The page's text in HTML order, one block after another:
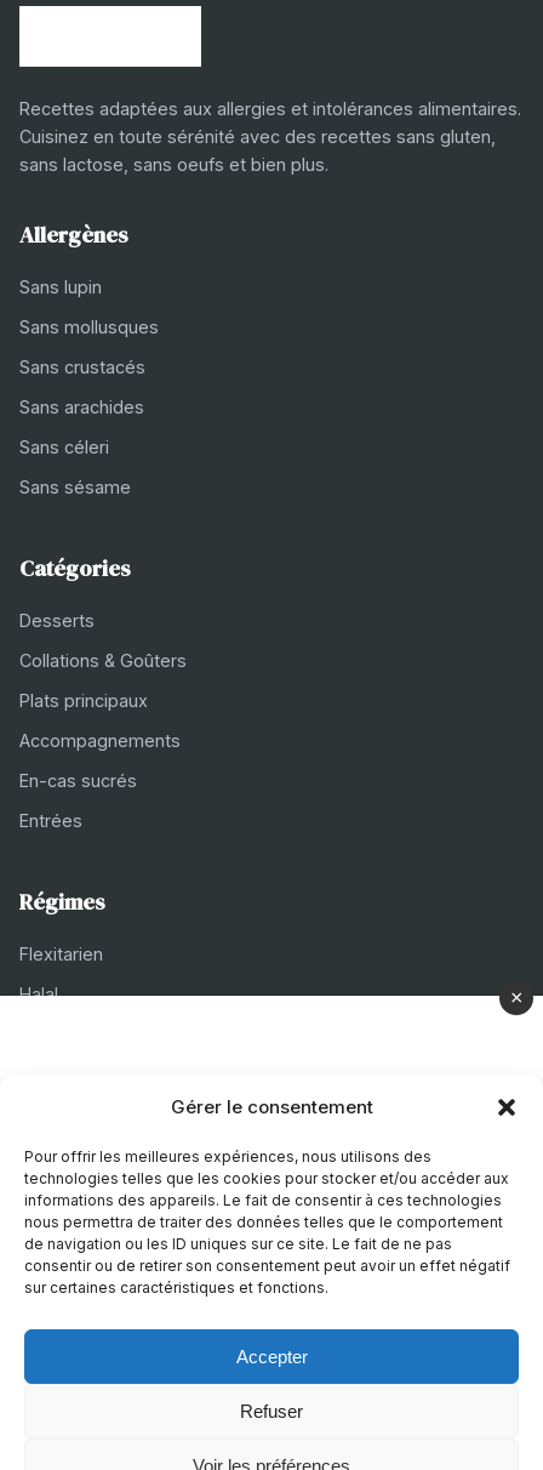
Gérer le consentement
Pour offrir les meilleures expériences, nous utilisons des
technologies telles que les cookies pour stocker et/ou accéder aux
informations des appareils. Le fait de consentir à ces technologies
nous permettra de traiter des données telles que le comportement
de navigation ou les ID uniques sur ce site. Le fait de ne pas
consentir ou de retirer son consentement peut avoir un effet négatif
sur certaines caractéristiques et fonctions.
Accepter
Refuser
Voir les préférences
Recettes adaptées aux allergies et intolérances alimentaires.
Cuisinez en toute sérénité avec des recettes sans gluten,
sans lactose, sans oeufs et bien plus.
Allergènes
Sans lupin
Sans mollusques
Sans crustacés
Sans arachides
Sans céleri
Sans sésame
Catégories
Desserts
Collations & Goûters
Plats principaux
Accompagnements
En-cas sucrés
Entrées
Régimes
Flexitarien
Halal
À propos
Mentions légales
Politique de confidentialité
Politique de cookies
×